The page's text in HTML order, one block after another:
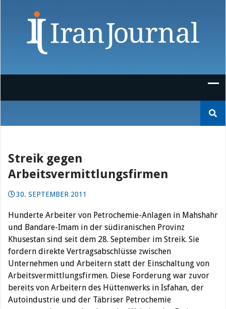
nach:
Streik gegen
Arbeitsvermittlungsfirmen
30. SEPTEMBER 2011
Hunderte Arbeiter von Petrochemie-Anlagen in Mahshahr
und Bandare-Imam in der südiranischen Provinz
Khusestan sind seit dem 28. September im Streik. Sie
fordern direkte Vertragsabschlüsse zwischen
Unternehmen und Arbeitern statt der Einschaltung von
Arbeitsvermittlungsfirmen. Diese Forderung war zuvor
bereits von Arbeitern des Hüttenwerks in Isfahan, der
Autoindustrie und der Täbriser Petrochemie